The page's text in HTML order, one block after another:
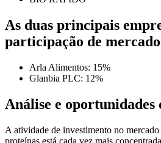
As duas principais
participação de mercado
Arla Alimentos: 15%
Glanbia PLC: 12%
Análise e oportunidades
A atividade de investimento no
proteínas está cada vez mais